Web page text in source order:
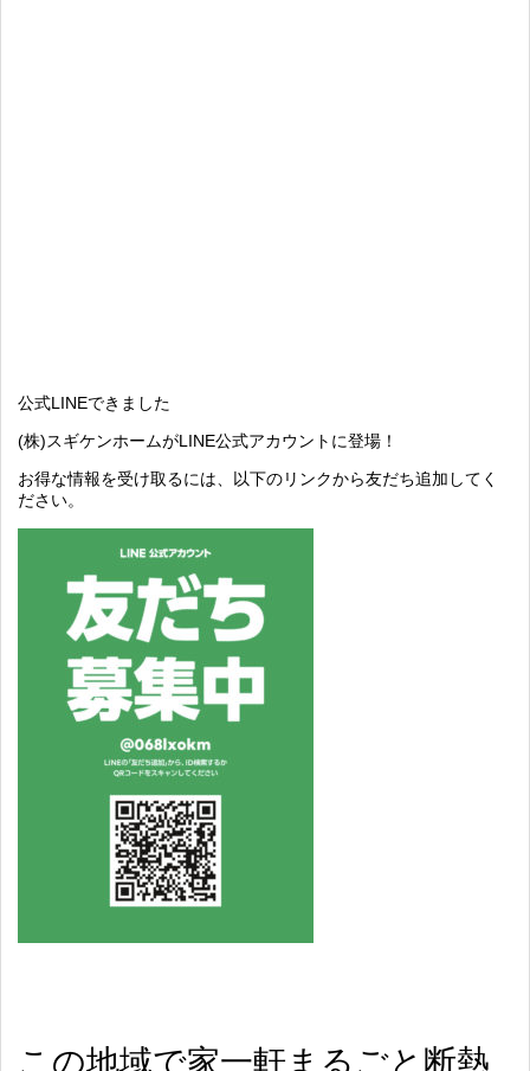
公式LINEできました
(株)スギケンホームがLINE公式アカウントに登場！
お得な情報を受け取るには、以下のリンクから友だち追加してく
ださい。
この地域で家一軒まるごと断熱